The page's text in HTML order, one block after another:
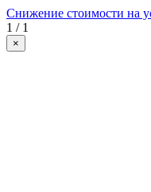
Снижение стоимости на
1 / 1
×